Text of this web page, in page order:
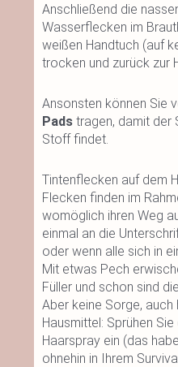
Anschließend die
Wasserflecken im
weißen Handtuch (auf
trocken und zurück zur
Ansonsten können Sie
Padstragen, damit der
Stoff findet.
Tintenflecken auf dem
Flecken finden im
womöglich ihren Weg
einmal an die
oder wenn alle sich in
Mit etwas Pech
Füller und schon sind
Aber keine Sorge,
Hausmittel: Sprühen
Haarspray ein (das
ohnehin in Ihrem